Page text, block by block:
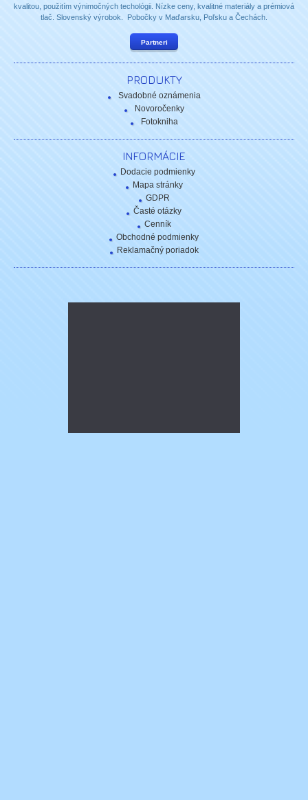
kvalitou, použitím výnimočných techológii. Nízke ceny, kvalitné materiály a prémiová
tlač. Slovenský výrobok. Pobočky v Maďarsku, Poľsku a Čechách.
Partneri
PRODUKTY
Svadobné oznámenia
Novoročenky
Fotokniha
INFORMÁCIE
Dodacie podmienky
Mapa stránky
GDPR
Časté otázky
Cenník
Obchodné podmienky
Reklamačný poriadok